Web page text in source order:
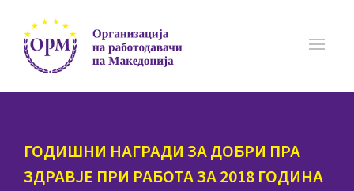
ГОДИШНИ НАГРАДИ ЗА ДОБРИ ПРА
ЗДРАВЈЕ ПРИ РАБОТА ЗА 2018 ГОДИНА